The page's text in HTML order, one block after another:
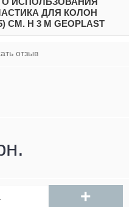
ДЛЯ КОЛОН
СМ. H 3 М GEOPLAST
отзыв
+